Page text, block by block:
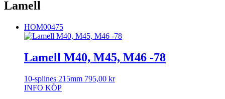
Lamell
HOM00475
Lamell M40, M45, M46 -78
10-splines 215mm 795,00 kr
INFO KÖP